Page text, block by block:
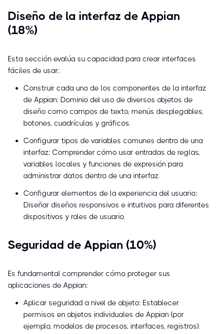
Diseño de la interfaz de Appian
(18%)
Esta sección evalúa su capacidad para crear interfaces
fáciles de usar:
Construir cada uno de los componentes de la interfaz
de Appian: Dominio del uso de diversos objetos de
diseño como campos de texto, menús desplegables,
botones, cuadrículas y gráficos.
Configurar tipos de variables comunes dentro de una
interfaz: Comprender cómo usar entradas de reglas,
variables locales y funciones de expresión para
administrar datos dentro de una interfaz.
Configurar elementos de la experiencia del usuario:
Diseñar diseños responsivos e intuitivos para diferentes
dispositivos y roles de usuario.
Seguridad de Appian (10%)
Es fundamental comprender cómo proteger sus
aplicaciones de Appian:
Aplicar seguridad a nivel de objeto: Establecer
permisos en objetos individuales de Appian (por
ejemplo, modelos de procesos, interfaces, registros).